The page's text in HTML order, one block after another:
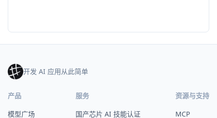
开发 AI 应用从此简单
产品
模型广场
服务
国产芯片 AI 技能认证
资源与支持
MCP